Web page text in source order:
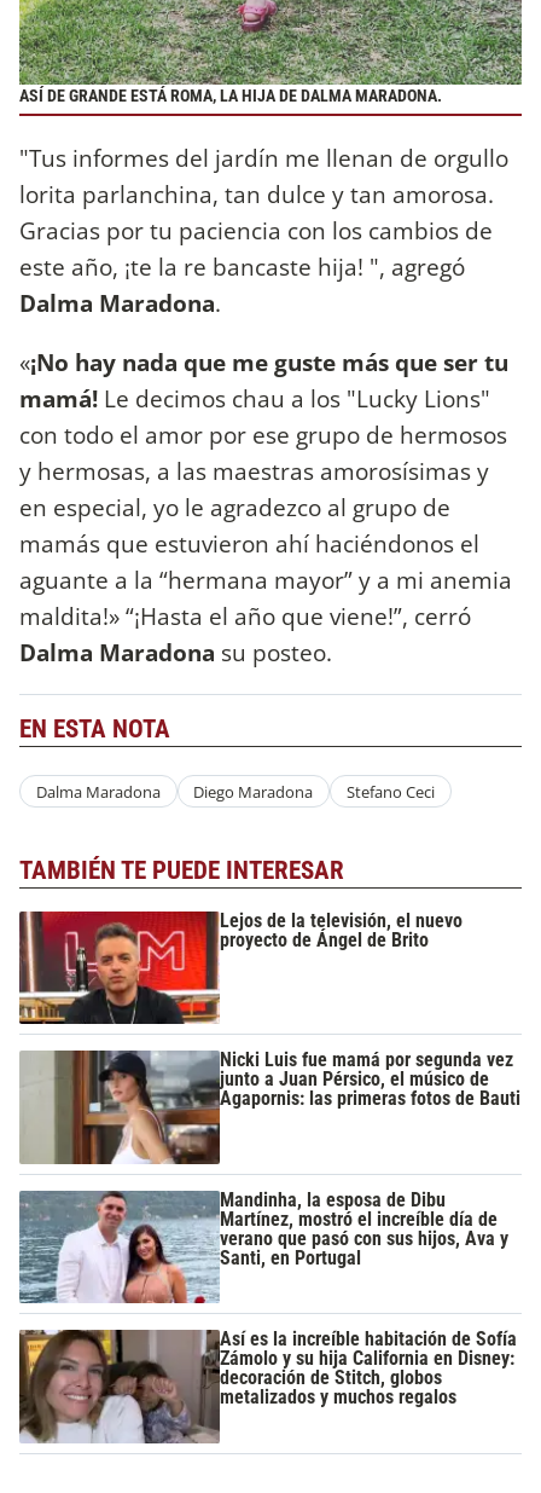
ASÍ DE GRANDE ESTÁ ROMA, LA HIJA DE DALMA MARADONA.
"Tus informes del jardín me llenan de orgullo
lorita parlanchina, tan dulce y tan amorosa.
Gracias por tu paciencia con los cambios de
este año, ¡te la re bancaste hija! ", agregó
Dalma Maradona.
«¡No hay nada que me guste más que ser tu
mamá! Le decimos chau a los "Lucky Lions"
con todo el amor por ese grupo de hermosos
y hermosas, a las maestras amorosísimas y
en especial, yo le agradezco al grupo de
mamás que estuvieron ahí haciéndonos el
aguante a la “hermana mayor” y a mi anemia
maldita!» “¡Hasta el año que viene!”, cerró
Dalma Maradona su posteo.
EN ESTA NOTA
Dalma Maradona Diego Maradona Stefano Ceci
TAMBIÉN TE PUEDE INTERESAR
Lejos de la televisión, el nuevo
proyecto de Ángel de Brito
Nicki Luis fue mamá por segunda vez
junto a Juan Pérsico, el músico de
Agapornis: las primeras fotos de Bauti
Mandinha, la esposa de Dibu
Martínez, mostró el increíble día de
verano que pasó con sus hijos, Ava y
Santi, en Portugal
Así es la increíble habitación de Sofía
Zámolo y su hija California en Disney:
decoración de Stitch, globos
metalizados y muchos regalos